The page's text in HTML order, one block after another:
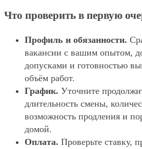
Что проверить в первую
Профиль и обязанности.
вакансии с вашим опытом,
допусками и готовностью
объём работ.
График. Уточните
длительность смены,
возможность продления и
домой.
Оплата. Проверьте ставку,